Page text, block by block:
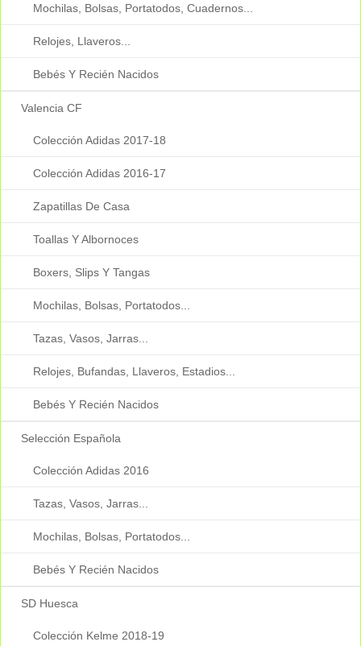
Mochilas, Bolsas, Portatodos, Cuadernos...
Relojes, Llaveros...
Bebés Y Recién Nacidos
Valencia CF
Colección Adidas 2017-18
Colección Adidas 2016-17
Zapatillas De Casa
Toallas Y Albornoces
Boxers, Slips Y Tangas
Mochilas, Bolsas, Portatodos...
Tazas, Vasos, Jarras...
Relojes, Bufandas, Llaveros, Estadios...
Bebés Y Recién Nacidos
Selección Española
Colección Adidas 2016
Tazas, Vasos, Jarras...
Mochilas, Bolsas, Portatodos...
Bebés Y Recién Nacidos
SD Huesca
Colección Kelme 2018-19